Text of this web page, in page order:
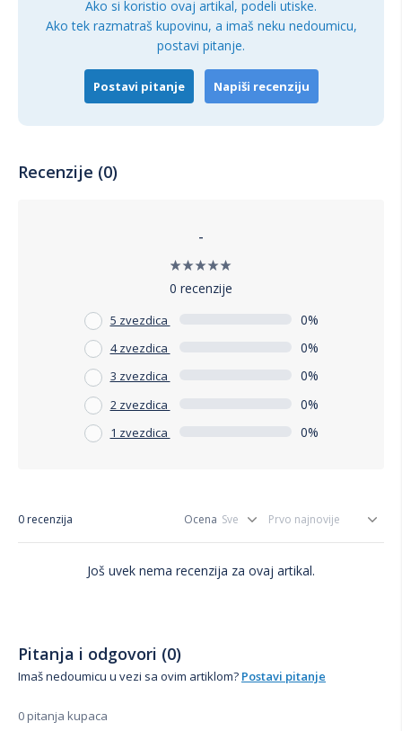
komad nameštaja koji će vam pružiti dugogodišnje
zadovoljstvo i stil.
Ako si koristio ovaj artikal, podeli utiske.
Ako tek razmatraš kupovinu, a imaš neku nedoumicu,
postavi pitanje.
Postavi pitanje Napiši recenziju
Recenzije (0)
-
0 recenzije
5 zvezdica 0%
4 zvezdica 0%
3 zvezdica 0%
2 zvezdica 0%
1 zvezdica 0%
0 recenzija Ocena
Još uvek nema recenzija za ovaj artikal.
Pitanja i odgovori (0)
Imaš nedoumicu u vezi sa ovim artiklom? Postavi pitanje
0 pitanja kupaca